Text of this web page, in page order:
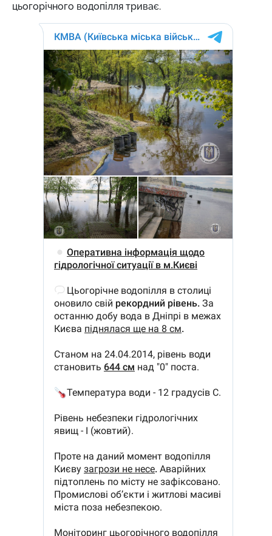
цьогорічного водопілля триває.